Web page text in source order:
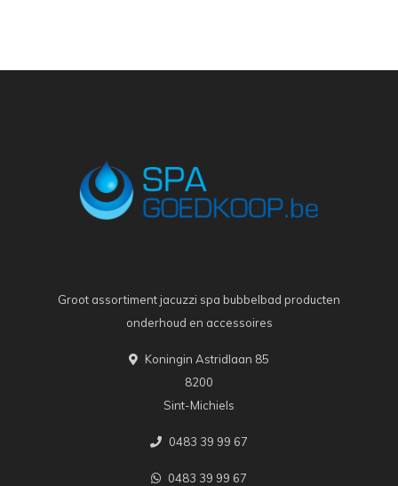
Groot assortiment jacuzzi spa bubbelbad producten
onderhoud en accessoires
Koningin Astridlaan 85
8200
Sint-Michiels
0483 39 99 67
0483 39 99 67